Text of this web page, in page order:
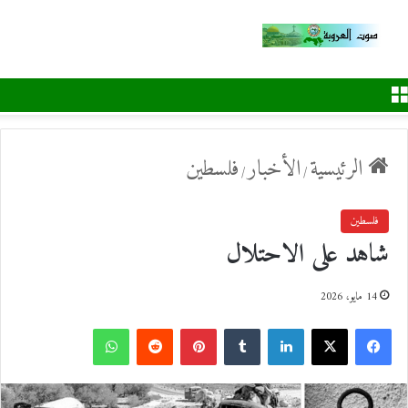
الرئيسية/الأخبار/فلسطين
فلسطين
شاهد على الاحتلال
14 مايو، 2026
ي
X
ي
T
ي
R
ا